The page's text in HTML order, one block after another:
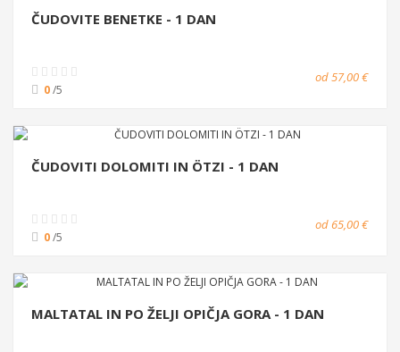
ČUDOVITE BENETKE - 1 DAN
0/5
od 57,00 €
ČUDOVITI DOLOMITI IN ÖTZI - 1 DAN
0/5
od 65,00 €
MALTATAL IN PO ŽELJI OPIČJA GORA - 1 DAN